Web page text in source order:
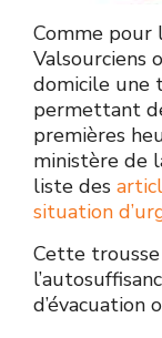
la
Ville
de
communiquer
des
informations
importantes
lors
de
situations
d’urgence
ou
vous
êtes
absent
au
moment
où
la
téléphonie
ciblée
est
activée,
l’information
possibilité
de
modifier
ses
coordonnées
ou
de
se
retirer
de
la
liste
contact
avec
la
population
lors
de
situations
importantes.
Comme pour
Valsourciens
domicile une
permettant
premières
ministère de
liste des
situation
Cette
d’évacuation